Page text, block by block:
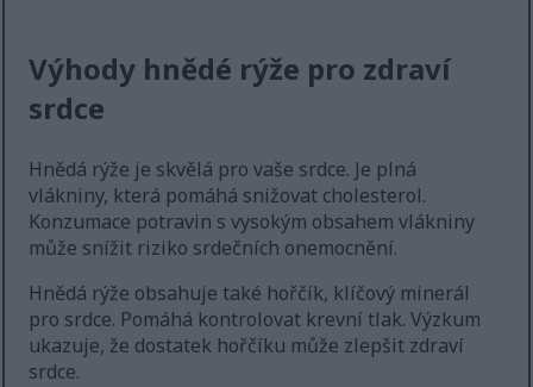
Výhody hnědé rýže pro zdraví
srdce
Hnědá rýže je skvělá pro vaše srdce. Je plná
vlákniny, která pomáhá snižovat cholesterol.
Konzumace potravin s vysokým obsahem vlákniny
může snížit riziko srdečních onemocnění.
Hnědá rýže obsahuje také hořčík, klíčový minerál
pro srdce. Pomáhá kontrolovat krevní tlak. Výzkum
ukazuje, že dostatek hořčíku může zlepšit zdraví
srdce.